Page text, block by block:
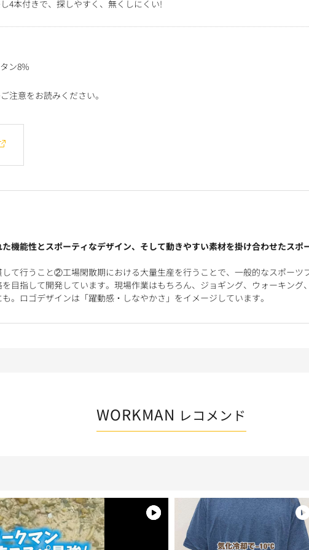
4本付きで、探しやすく、無くしにくい!
ン8%
注意をお読みください。
機能性とスポーティなデザイン、そして動きやすい素材を掛け合わせたスポ
て行うこと②工場閑散期における大量生産を行うことで、一般的なスポーツ
目指して開発しています。現場作業はもちろん、ジョギング、ウォーキング
。ロゴデザインは「躍動感・しなやかさ」をイメージしています。
WORKMAN レコメンド